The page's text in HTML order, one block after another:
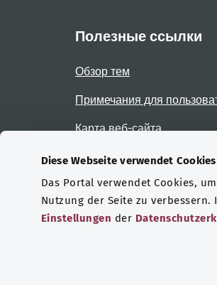
Diese Webseite verwendet Cookies
Das Portal verwendet Cookies,
Nutzung der Seite zu
Einstellungen der
Полезные ссылки
Обзор тем
Примечания для
Карта веб-сайта
Сертификаты